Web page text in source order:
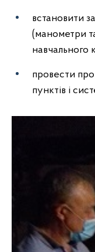
встановити
(манометри
навчального
провести
пунктів і